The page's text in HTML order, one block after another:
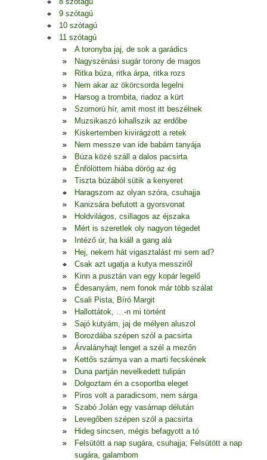
9 szótagú
10 szótagú
11 szótagú
A toronyba jaj, de sok a garádics
Nagyszénási sugár torony de magos
Ritka búza, ritka árpa, ritka rozs
Nem akar az ökörcsorda legelni
Harsog a trombita, riadoz a kürt
Szomorú hír, amit most itt beszélnek
Muzsikaszó kihallszik az erdőbe
Kiskertemben kivirágzott a retek
Nem messze van ide babám tanyája
Búza közé száll a dalos pacsirta
Énfölöttem hiába dörög az ég
Tiszta búzából sütik a kenyeret
Haragszom az olyan szóra, csuhajja
Kanizsára befutott a gyorsvonat
Holdvilágos, csillagos az éjszaka
Mért is szeretlek oly nagyon tégedet
Intéző úr, ha kiáll a gang alá
Hej, nekem hát vigasztalást mi sem ad?
Csak azt ugatja a kutya messziről
Kinn a pusztán van egy kopár legelő
Édesanyám, nem fonok már több szálat
Csali Pista, Bíró Margit
Hallottátok, …-n mi történt
Sajó kutyám, jaj de mélyen aluszol
Borozdába szépen szól a pacsirta
Árvalányhajt lenget a szél a mezőn
Kettős szárnya van a marti fecskének
Duna partján nevelkedett tulipán
Dolgoztam én a csoportba eleget
Piros volt a paradicsom, nem sárga
Szabó Jolán egy vasárnap délután
Levegőben szépen szól a pacsirta
Hideg sincsen, mégis befagyott a tó
Felsütött a nap sugára, csuhajja; Felsütött a nap
sugára, galambom